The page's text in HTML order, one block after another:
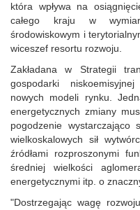
która wpływa na
całego kraju w
środowiskowym i
wiceszef resortu rozwoju.
Zakładana w Strategii
gospodarki
nowych modeli rynku.
energetycznych zmiany
pogodzenie wystarczająco
wielkoskalowych sił
źródłami rozproszonymi
średniej wielkości
energetycznymi itp. o
"Dostrzegając wagę